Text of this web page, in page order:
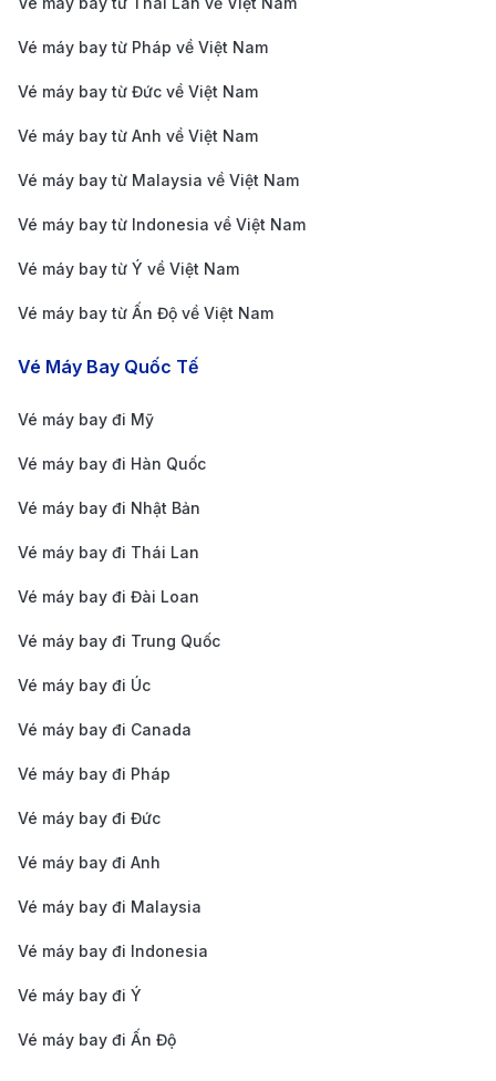
chóng.
Xe buýt công cộng:Tiết kiệm tối đa với giá chỉ
2.00 – 2.50 USD. Tuy nhiên, thời gian chờ có thể
vùng lân cận, giá thuê từ 40 – 100 USD/ngày. Các
hãng lớn như Hertz, Enterprise, Avis cung cấp
nhiều dòng xe phù hợp với nhu cầu.
Kinh nghiệm đặt vé máy bay từ Đà
Lạt đi Minneapolis
Để săn được
giá tốt nhất, du khách cần lưu ý những điều sau:
Đặt vé sớm: Mua vé trước ngày khởi hành từ 1-3
Với 190 Booking, bạn có thể dễ dàng theo dõi giá
vé và đặt trước để tối ưu chi phí.
Linh hoạt về thời gian
điểm, cuối tuần hoặc ngày lễ. Thay vào đó, chọn
phổ biến để có mức giá tốt hơn.
Đăng ký nhận thông tin khuyến mãi
đăng ký nhận email từ 190 Booking để cập nhật
nhanh chóng các ưu đãi hấp dẫn từ nhiều hãng
Xem xét các hãng hàng không giá rẻ
giá rẻ thường có vé thấp hơn, nhưng hãy kiểm tra
kỹ các dịch vụ đi kèm để tránh chi phí phát sinh.
Với 190 Booking, bạn có thể xem chi tiết các loại vé
Đặt vé máy bay từ Đà Lạt đi Minneapolis vào mùa
Vé máy bay từ Pháp về Việt Nam
Vé máy bay từ Đức về Việt Nam
Vé máy bay từ Anh về Việt Nam
Vé máy bay từ Malaysia về Việt Nam
Vé máy bay từ Indonesia về Việt Nam
Vé máy bay từ Ý về Việt Nam
Vé máy bay từ Ấn Độ về Việt Nam
Vé Máy Bay Quốc Tế
Vé máy bay đi Mỹ
Vé máy bay đi Hàn Quốc
Vé máy bay đi Nhật Bản
Vé máy bay đi Thái Lan
Vé máy bay đi Đài Loan
Vé máy bay đi Trung Quốc
Vé máy bay đi Úc
Vé máy bay đi Canada
Vé máy bay đi Pháp
Vé máy bay đi Đức
Vé máy bay đi Anh
Vé máy bay đi Malaysia
Vé máy bay đi Indonesia
Vé máy bay đi Ý
Vé máy bay đi Ấn Độ